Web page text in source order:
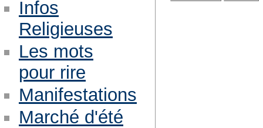
Infos
Religieuses
Les mots
pour rire
Manifestations
Marché d'été